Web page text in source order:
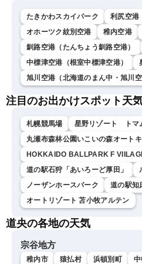
たきかわスカイパーク 利尻空港
オホーツク紋別空港
稚内空港
釧路空港（たんちょう釧路空港）
中標津空港（根室中標津空港）
旭川空港（北海道のまん中・旭川空
注目のお出かけスポット天気
札幌競馬場
星野リゾート トマ
丸瀬布森林公園いこいの森オート
HOKKAIDO BALLPARK F
道の駅石狩「あいろーど厚田」
ノーザンホースパーク
道の駅知
オートリゾート 苫小牧アルテン
道央の各地の天気
宗谷地方
稚内市 猿払村 浜頓別町